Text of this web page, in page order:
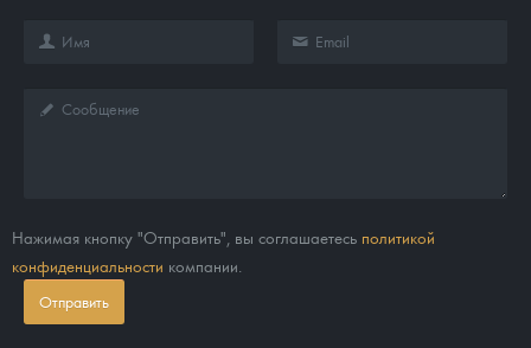
Нажимая кнопку "Отправить", вы соглашаетесь политикой
конфиденциальности компании.
Отправить